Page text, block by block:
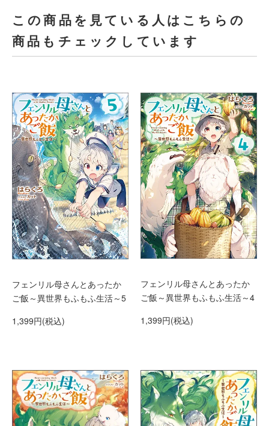
この商品を見ている人はこちらの
商品もチェックしています
フェンリル母さんとあったか
ご飯～異世界もふもふ生活～5
1,399円(税込)
フェンリル母さんとあったか
ご飯～異世界もふもふ生活～4
1,399円(税込)